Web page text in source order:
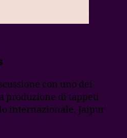
con uno dei
produzione di tappeti
internazionale, Jaipur